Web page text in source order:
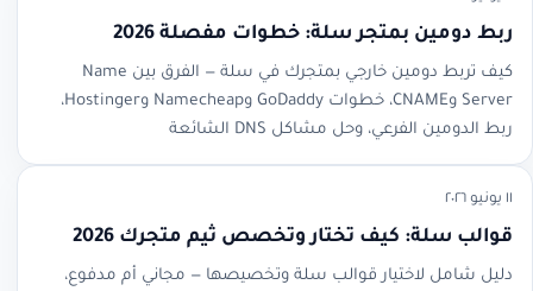
ربط دومين بمتجر سلة: خطوات مفصلة 2026
كيف تربط دومين خارجي بمتجرك في سلة — الفرق بين Name
Server وCNAME، خطوات GoDaddy وNamecheap وHostinger،
ربط الدومين الفرعي، وحل مشاكل DNS الشائعة
١١ يونيو ٢٠٢٦
قوالب سلة: كيف تختار وتخصص ثيم متجرك 2026
دليل شامل لاختيار قوالب سلة وتخصيصها — مجاني أم مدفوع،